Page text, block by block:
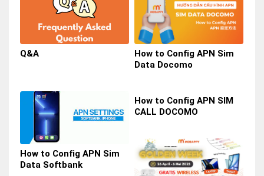
Q&A
How to Config APN Sim
Data Docomo
How to Config APN Sim
Data Softbank
How to Config APN SIM
CALL DOCOMO